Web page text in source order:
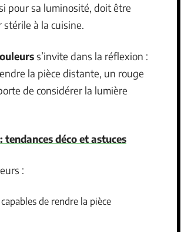
pour sa luminosité, doit être
à la cuisine.
s’invite dans la réflexion :
la pièce distante, un rouge
de considérer la lumière
déco et astuces
:
de rendre la pièce